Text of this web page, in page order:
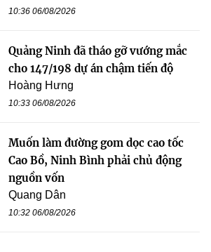
10:36 06/08/2026
Quảng Ninh đã tháo gỡ vướng mắc
cho 147/198 dự án chậm tiến độ
Hoàng Hưng
10:33 06/08/2026
Muốn làm đường gom dọc cao tốc
Cao Bồ, Ninh Bình phải chủ động
nguồn vốn
Quang Dân
10:32 06/08/2026